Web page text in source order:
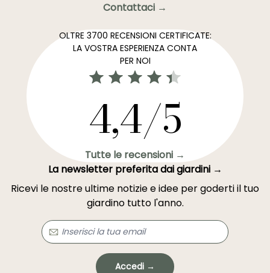
Contattaci →
OLTRE 3700 RECENSIONI CERTIFICATE:
LA VOSTRA ESPERIENZA CONTA
PER NOI
4,4/5
Tutte le recensioni →
La newsletter preferita dai giardini →
Ricevi le nostre ultime notizie e idee per goderti il tuo
giardino tutto l'anno.
Accedi →